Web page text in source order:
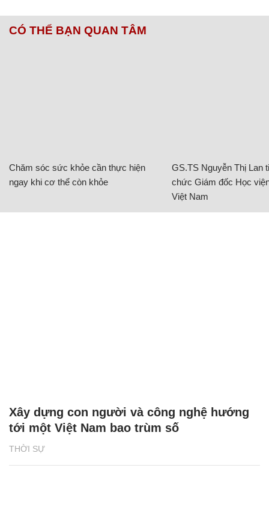
CÓ THỂ BẠN QUAN TÂM
Chăm sóc sức khỏe cần thực hiện
ngay khi cơ thể còn khỏe
GS.TS Nguyễn Thị Lan
chức Giám đốc Học
Việt Nam
THỜI SỰ
Xây dựng con người và công nghệ hướng
tới một Việt Nam bao trùm số